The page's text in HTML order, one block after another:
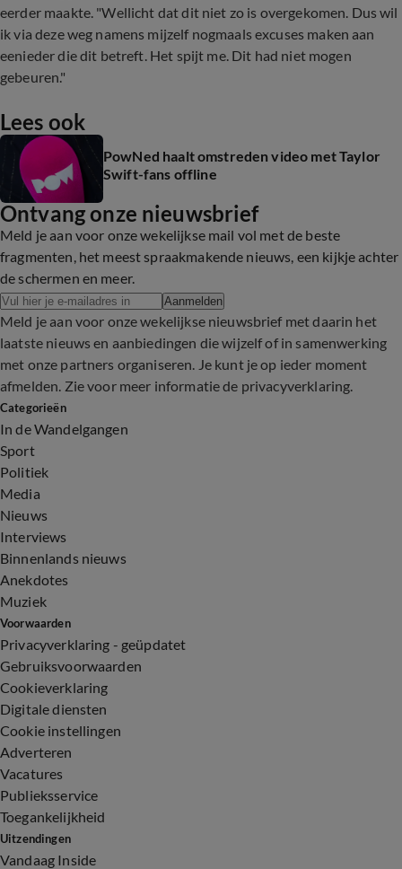
eerder maakte. "Wellicht dat dit niet zo is overgekomen. Dus wil
ik via deze weg namens mijzelf nogmaals excuses maken aan
eenieder die dit betreft. Het spijt me. Dit had niet mogen
gebeuren."
Lees ook
PowNed haalt omstreden video met Taylor
Swift-fans offline
Ontvang onze nieuwsbrief
Meld je aan voor onze wekelijkse mail vol met de beste
fragmenten, het meest spraakmakende nieuws, een kijkje achter
de schermen en meer.
Aanmelden
Meld je aan voor onze wekelijkse nieuwsbrief met daarin het
laatste nieuws en aanbiedingen die wijzelf of in samenwerking
met onze partners organiseren. Je kunt je op ieder moment
afmelden. Zie voor meer informatie de privacyverklaring.
Categorieën
In de Wandelgangen
Sport
Politiek
Media
Nieuws
Interviews
Binnenlands nieuws
Anekdotes
Muziek
Voorwaarden
Privacyverklaring - geüpdatet
Gebruiksvoorwaarden
Cookieverklaring
Digitale diensten
Cookie instellingen
Adverteren
Vacatures
Publieksservice
Toegankelijkheid
Uitzendingen
Vandaag Inside